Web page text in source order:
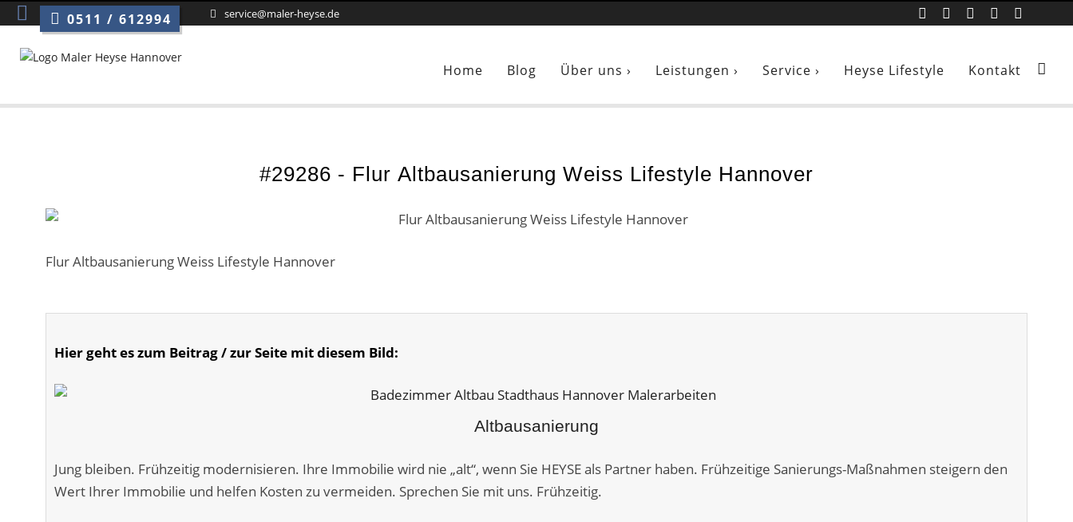
0511 / 612994 service@maler-heyse.de
Home Blog Über uns › Leistungen › Service › Heyse Lifestyle Kontakt
#29286 - Flur Altbausanierung Weiss Lifestyle Hannover
Flur Altbausanierung Weiss Lifestyle Hannover
Hier geht es zum Beitrag / zur Seite mit diesem Bild:
Altbausanierung
Jung bleiben. Frühzeitig modernisieren. Ihre Immobilie wird nie „alt“, wenn Sie HEYSE als Partner haben. Frühzeitige Sanierungs-Maßnahmen steigern den
Wert Ihrer Immobilie und helfen Kosten zu vermeiden. Sprechen Sie mit uns. Frühzeitig.